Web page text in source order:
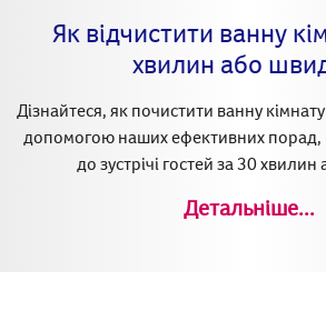
Як відчистити ванну
хвилин або
Дізнайтеся, як почистити ванну
допомогою наших ефективних порад,
до зустрічі гостей за 30
Детальніше...